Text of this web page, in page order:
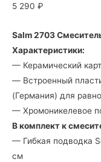
5 290 ₽
Salm 2703
Характеристики:
— Керамический
— Встроенный
(Германия) для
— Хромоникелевое
В комплект к
— Гибкая подводка
см